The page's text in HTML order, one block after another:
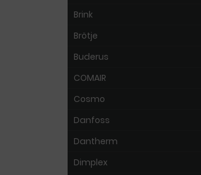
Brink
Brötje
Buderus
COMAIR
Cosmo
Danfoss
Dantherm
Dimplex